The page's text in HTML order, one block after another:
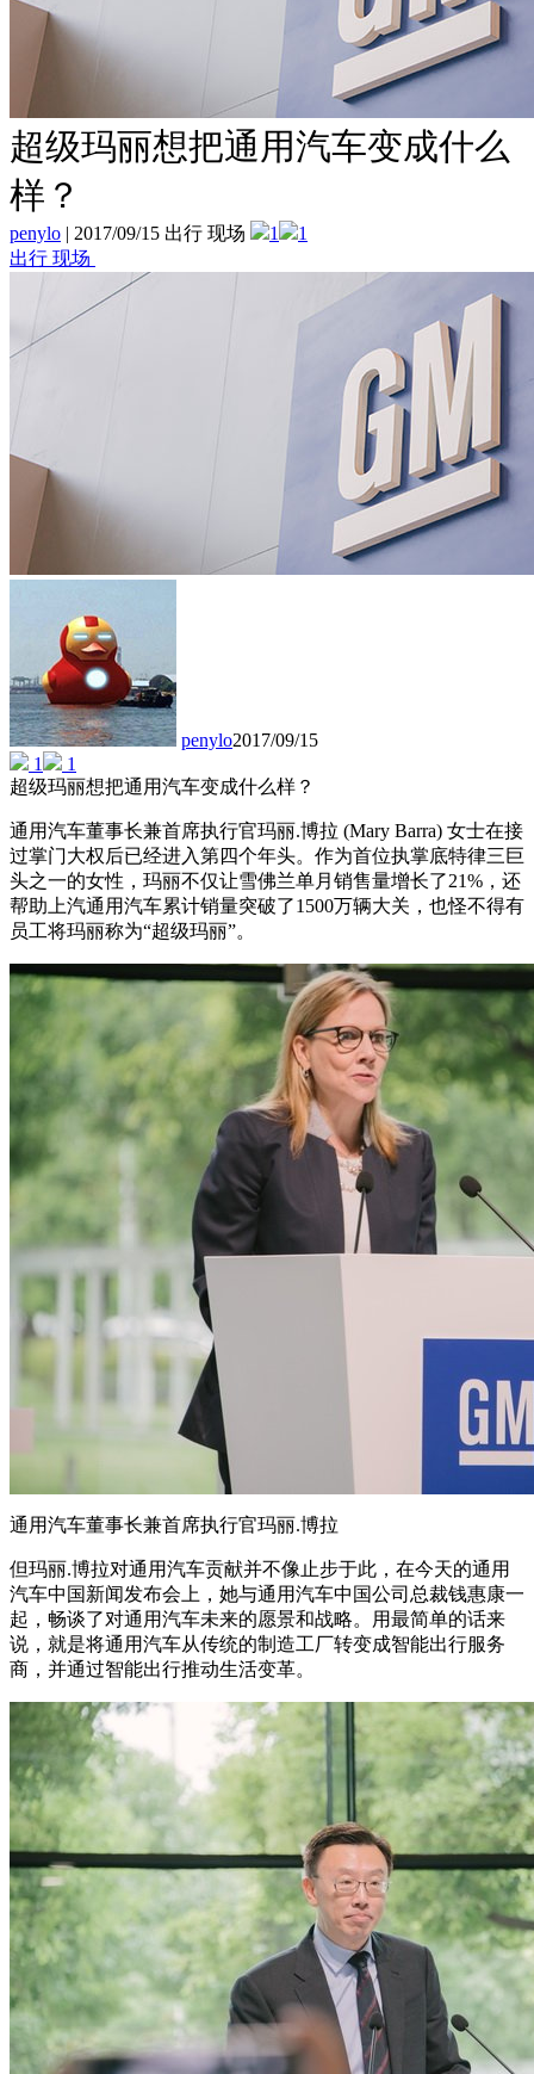
超级玛丽想把通用汽车变成什么
样？
penylo | 2017/09/15 出行 现场 1
1
出行 现场
penylo2017/09/15
1
1
超级玛丽想把通用汽车变成什么样？
通用汽车董事长兼首席执行官玛丽.博拉 (Mary Barra) 女士在接
过掌门大权后已经进入第四个年头。作为首位执掌底特律三巨
头之一的女性，玛丽不仅让雪佛兰单月销售量增长了21%，还
帮助上汽通用汽车累计销量突破了1500万辆大关，也怪不得有
员工将玛丽称为“超级玛丽”。
通用汽车董事长兼首席执行官玛丽.博拉
但玛丽.博拉对通用汽车贡献并不像止步于此，在今天的通用
汽车中国新闻发布会上，她与通用汽车中国公司总裁钱惠康一
起，畅谈了对通用汽车未来的愿景和战略。用最简单的话来
说，就是将通用汽车从传统的制造工厂转变成智能出行服务
商，并通过智能出行推动生活变革。